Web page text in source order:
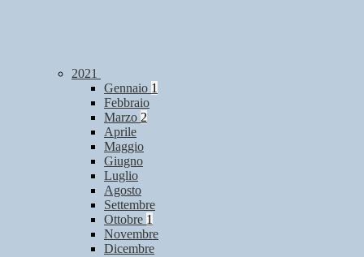
2021
Gennaio 1
Febbraio
Marzo 2
Aprile
Maggio
Giugno
Luglio
Agosto
Settembre
Ottobre 1
Novembre
Dicembre